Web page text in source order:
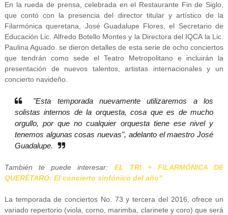
En la rueda de prensa, celebrada en el Restaurante Fin de Siglo,
que contó con la presencia del director titular y artístico de la
Filarmónica queretana, José Guadalupe Flores, el Secretario de
Educación Lic. Alfredo Botello Montes y la Directora del IQCA la Lic.
Paulina Aguado. se dieron detalles de esta serie de ocho conciertos
que tendrán como sede el Teatro Metropolitano e incluirán la
presentación de nuevos talentos, artistas internacionales y un
concierto navideño.
"Esta temporada nuevamente utilizaremos a los
solistas internos de la orquesta, cosa que es de mucho
orgullo, por que no cualquier orquesta tiene ese nivel y
tenemos algunas cosas nuevas", adelanto el maestro José
Guadalupe.
También te puede interesar: EL TRI + FILARMÓNICA DE
QUERÉTARO: El concierto sinfónico del año"
La temporada de conciertos No. 73 y tercera del 2016, ofrece un
variado repertorio (viola, corno, marimba, clarinete y coro) que será